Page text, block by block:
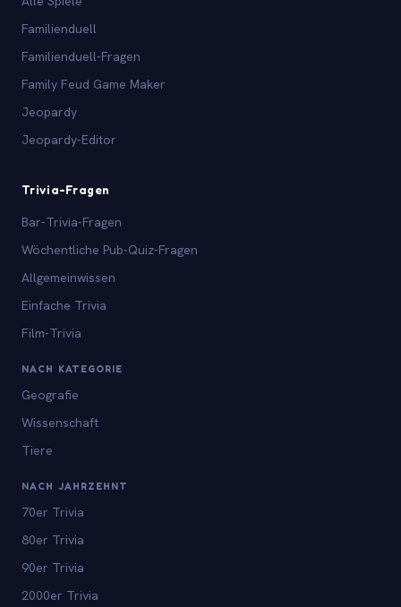
Familienduell
Familienduell-Fragen
Family Feud Game Maker
Jeopardy
Jeopardy-Editor
Trivia-Fragen
Bar-Trivia-Fragen
Wöchentliche Pub-Quiz-Fragen
Allgemeinwissen
Einfache Trivia
Film-Trivia
NACH KATEGORIE
Geografie
Wissenschaft
Tiere
NACH JAHRZEHNT
70er Trivia
80er Trivia
90er Trivia
2000er Trivia